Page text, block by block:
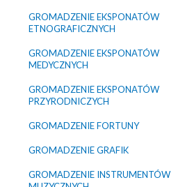
GROMADZENIE EKSPONATÓW
ETNOGRAFICZNYCH
GROMADZENIE EKSPONATÓW
MEDYCZNYCH
GROMADZENIE EKSPONATÓW
PRZYRODNICZYCH
GROMADZENIE FORTUNY
GROMADZENIE GRAFIK
GROMADZENIE INSTRUMENTÓW